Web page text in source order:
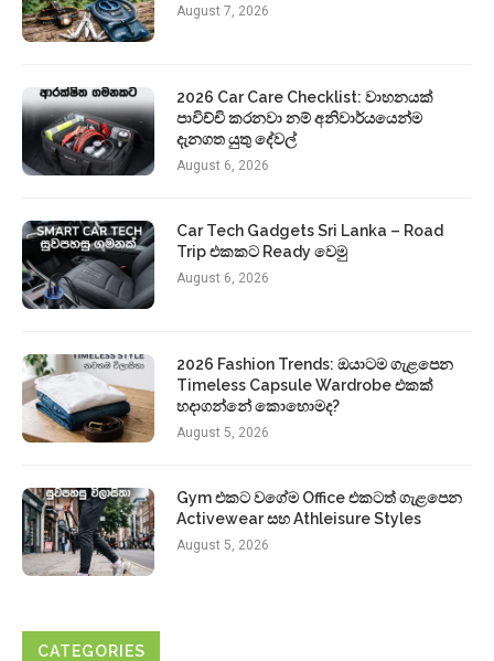
August 7, 2026
2026 Car Care Checklist: වාහනයක්
පාවිච්චි කරනවා නම් අනිවාර්යයෙන්ම
දැනගත යුතු දේවල්
August 6, 2026
Car Tech Gadgets Sri Lanka – Road
Trip එකකට Ready වෙමු
August 6, 2026
2026 Fashion Trends: ඔයාටම ගැළපෙන
Timeless Capsule Wardrobe එකක්
හදාගන්නේ කොහොමද?
August 5, 2026
Gym එකට වගේම Office එකටත් ගැළපෙන
Activewear සහ Athleisure Styles
August 5, 2026
CATEGORIES